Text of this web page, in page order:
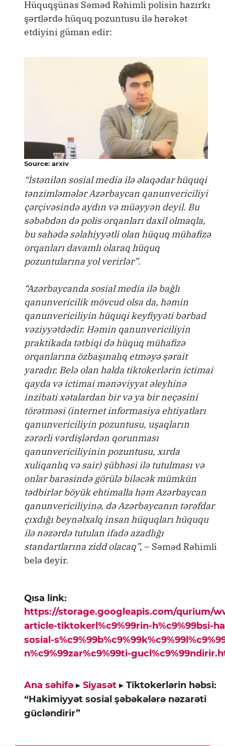
Hüquqşünas Səməd Rəhimli polisin hazırkı
şərtlərdə hüquq pozuntusu ilə hərəkət
etdiyini güman edir:
Source: arxiv
“İstənilən sosial media ilə əlaqədar hüquqi
tənzimləmələr Azərbaycan qanunvericiliyi
çərçivəsində aydın və müəyyən deyil. Bu
səbəbdən də polis orqanları daxil olmaqla,
bu sahədə səlahiyyətli olan hüquq mühafizə
orqanları davamlı olaraq hüquq
pozuntularına yol verirlər”.
“Azərbaycanda sosial media ilə bağlı
qanunvericilik mövcud olsa da, həmin
qanunvericiliyin hüquqi keyfiyyəti bərbad
vəziyyətdədir. Həmin qanunvericiliyin
praktikada tətbiqi də hüquq mühafizə
orqanlarına özbaşınalıq etməyə şərait
yaradır. Belə olan halda tiktokerlərin ictimai
qayda və ictimai mənəviyyat əleyhinə
inzibati xətalardan bir və ya bir neçəsini
törətməsi (internet informasiya ehtiyatları
qanunvericiliyin pozuntusu, uşaqların
zərərli vərdişlərdən qorunması
qanunvericiliyinin pozuntusu, xırda
xuliqanlıq və sair) şübhəsi ilə tutulması və
onlar barəsində görülə biləcək mümkün
tədbirlər böyük ehtimalla həm Azərbaycan
qanunvericiliyinə, də Azərbaycanın tərəfdar
çıxdığı beynəlxalq insan hüquqları hüququ
ilə nəzərdə tutulan ifadə azadlığı
standartlarına zidd olacaq”, – Səməd Rəhimli
belə deyir.
Qısa link:
https://storage.googleapis.com/qurium/
article-tiktokerl%c9%99rin-h%c9%99bsi-
sosial-
n%c9%99zar%c9%99ti-
Ana səhifə ▸ Siyasət ▸ Tiktokerlərin həbsi:
“Hakimiyyət sosial şəbəkələrə nəzarəti
gücləndirir”